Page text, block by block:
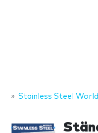
Stainless Steel World